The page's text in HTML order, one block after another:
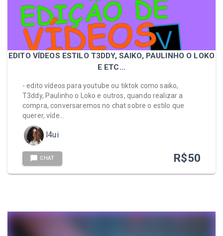
EDITO VÍDEOS ESTILO T3DDY, SAIKO, PAULINHO O LOKO
E ETC...
- edito vídeos para youtube ou tiktok como saiko,
T3ddy, Paulinho o Loko e outros, quando realizar a
compra, conversaremos no chat sobre o estilo que
querer, víde…
l4ui
CHAT R$50